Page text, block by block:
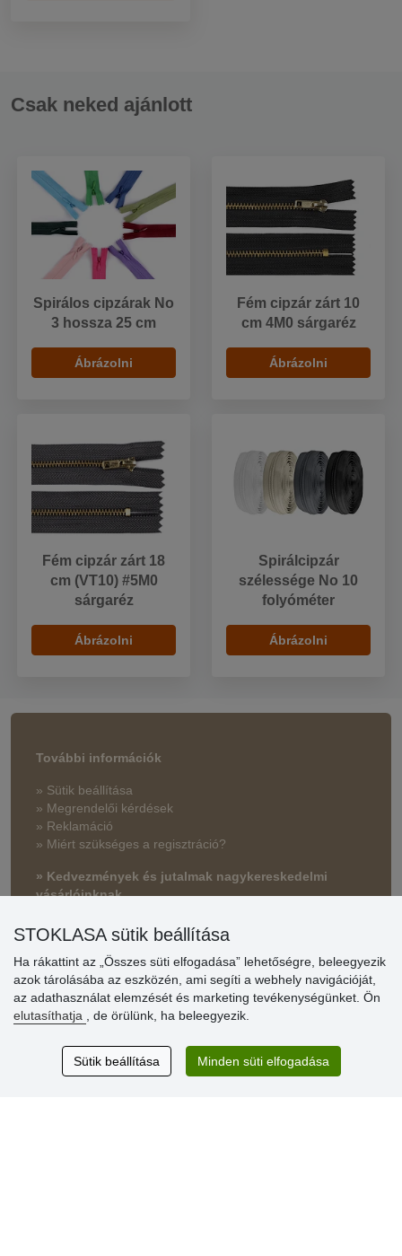
Csak neked ajánlott
Spirálos cipzárak No
3 hossza 25 cm
Ábrázolni
Fém cipzár zárt 10
cm 4M0 sárgaréz
Ábrázolni
Fém cipzár zárt 18
cm (VT10) #5M0
sárgaréz
Ábrázolni
Spirálcipzár
szélessége No 10
folyóméter
Ábrázolni
További információk
» Sütik beállítása
» Megrendelői kérdések
» Reklamáció
» Miért szükséges a regisztráció?
» Kedvezmények és jutalmak nagykereskedelmi
vásárlóinknak
» Súgó
Vásárlók
értékelése
Excellent service
Thank you.
STOKLASA sütik beállítása
Ha rákattint az „Összes süti elfogadása” lehetőségre, beleegyezik
azok tárolásába az eszközén, ami segíti a webhely navigációját,
az adathasználat elemzését és marketing tevékenységünket. Ön
elutasíthatja
, de örülünk, ha beleegyezik.
Sütik beállítása Minden süti elfogadása